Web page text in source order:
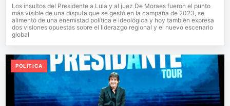
Los insultos del Presidente a Lula y al juez De Moraes fueron el punto
más visible de una disputa que se gestó en la campaña de 2023, se
alimentó de una enemistad política e ideológica y hoy también expresa
dos visiones opuestas sobre el liderazgo regional y el nuevo escenario
global
POLITICA